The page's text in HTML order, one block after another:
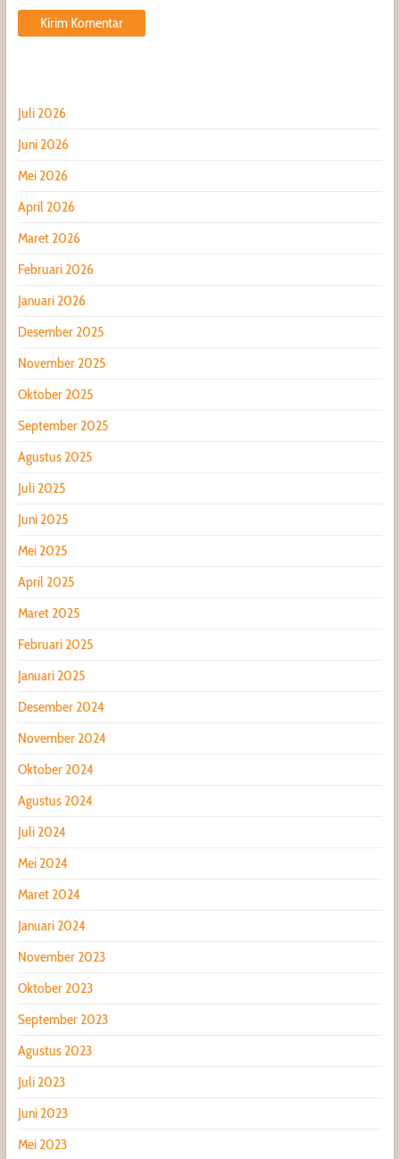
Juli 2026
Juni 2026
Mei 2026
April 2026
Maret 2026
Februari 2026
Januari 2026
Desember 2025
November 2025
Oktober 2025
September 2025
Agustus 2025
Juli 2025
Juni 2025
Mei 2025
April 2025
Maret 2025
Februari 2025
Januari 2025
Desember 2024
November 2024
Oktober 2024
Agustus 2024
Juli 2024
Mei 2024
Maret 2024
Januari 2024
November 2023
Oktober 2023
September 2023
Agustus 2023
Juli 2023
Juni 2023
Mei 2023